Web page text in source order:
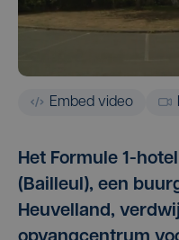
Embed video
Het Formule 1-
(Bailleul), een
Heuvelland,